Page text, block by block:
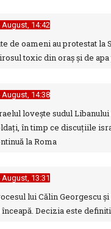
August, 14:42
de oameni au protestat la
toxic din oraș și de apa
August, 14:38
loveşte sudul
în timp ce discuţiile
la Roma
August, 13:31
lui Călin Georgescu
înceapă. Decizia este